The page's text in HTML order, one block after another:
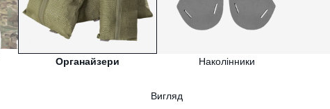
Органайзери Наколінники
Вигляд